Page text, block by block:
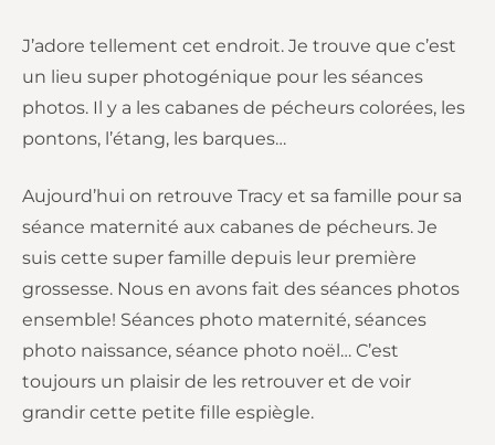
J’adore tellement cet endroit. Je trouve que c’est
un lieu super photogénique pour les séances
photos. Il y a les cabanes de pécheurs colorées, les
pontons, l’étang, les barques…
Aujourd’hui on retrouve Tracy et sa famille pour sa
séance maternité aux cabanes de pécheurs. Je
suis cette super famille depuis leur première
grossesse. Nous en avons fait des séances photos
ensemble! Séances photo maternité, séances
photo naissance, séance photo noël… C’est
toujours un plaisir de les retrouver et de voir
grandir cette petite fille espiègle.